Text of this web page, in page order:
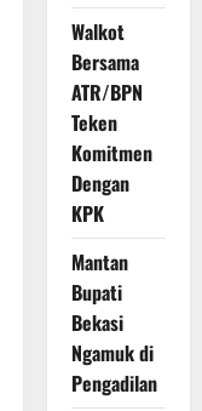
Walkot
Bersama
ATR/BPN
Teken
Komitmen
Dengan
KPK
Mantan
Bupati
Bekasi
Ngamuk di
Pengadilan